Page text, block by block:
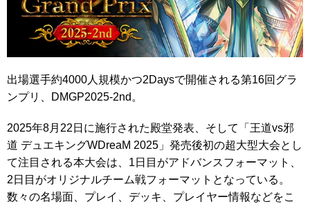
出場選手約4000人規模かつ2Daysで開催される第16回グラ
ンプリ、DMGP2025-2nd。
2025年8月22日に施行された殿堂発表、そして「王道vs邪
道 デュエキングWDreaM 2025」発売後初の超大型大会とし
て注目される本大会は、1日目がアドバンスフォーマット、
2日目がオリジナルチーム戦フォーマットとなっている。
数々の名場面、プレイ、デッキ、プレイヤー情報などをこ